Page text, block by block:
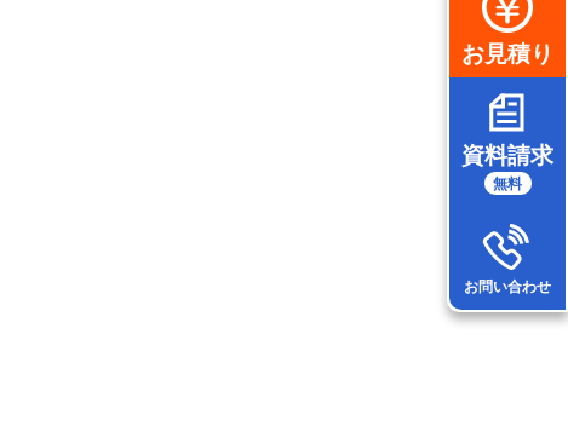
お見積り
資料請求
無料
お問い合わせ